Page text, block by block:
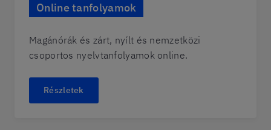
Online tanfolyamok
Magánórák és zárt, nyílt és nemzetközi
csoportos nyelvtanfolyamok online.
Részletek